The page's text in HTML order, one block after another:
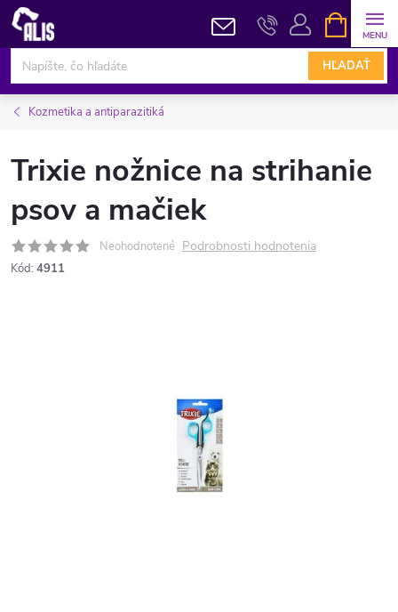
Prejsť
obsah
HĽADAŤ
KOŠÍK
Kozmetika a antiparazitiká
Trixie nožnice na strihanie
psov a mačiek
Neohodnotené Podrobnosti hodnotenia
Kód: 4911